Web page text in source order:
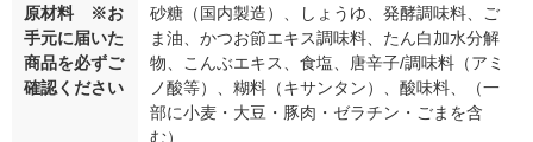
原材料 ※お
手元に届いた
商品を必ずご
確認ください
砂糖（国内製造）、しょうゆ、発酵調味料、ご
ま油、かつお節エキス調味料、たん白加水分解
物、こんぶエキス、食塩、唐辛子/調味料（アミ
ノ酸等）、糊料（キサンタン）、酸味料、（一
部に小麦・大豆・豚肉・ゼラチン・ごまを含
む）